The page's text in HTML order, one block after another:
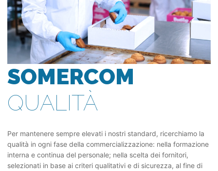
SOMERCOM
QUALITÀ
Per mantenere sempre elevati i nostri standard, ricerchiamo la
qualità in ogni fase della commercializzazione: nella formazione
interna e continua del personale; nella scelta dei fornitori,
selezionati in base ai criteri qualitativi e di sicurezza, al fine di